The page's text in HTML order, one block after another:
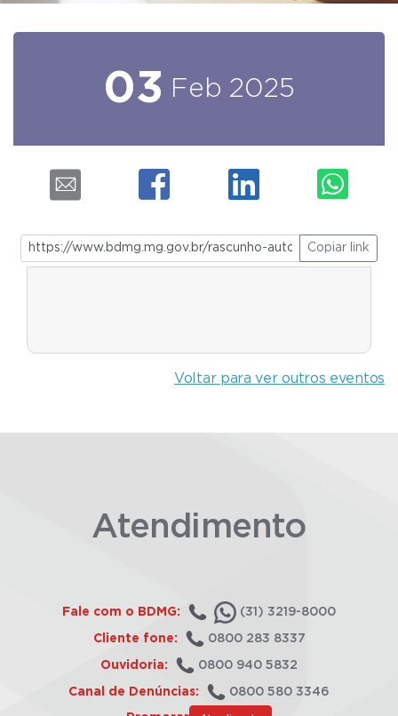
03 Feb 2025
Copiar link
Voltar para ver outros eventos
Atendimento
Fale com o BDMG: (31) 3219-8000
Cliente fone: 0800 283 8337
Ouvidoria: 0800 940 5832
Canal de Denúncias: 0800 580 3346